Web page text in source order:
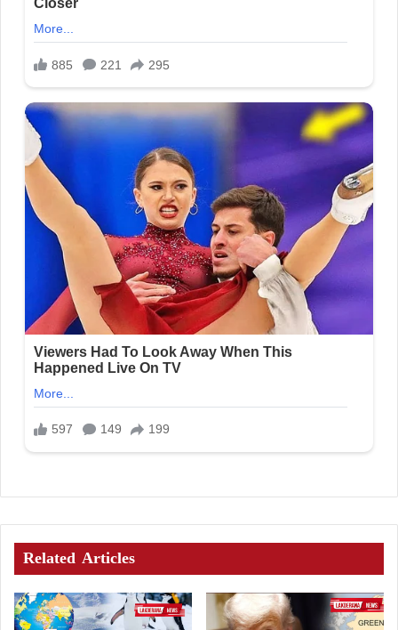
Related Articles